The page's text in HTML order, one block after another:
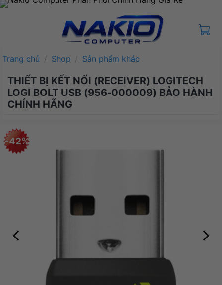
Bỏ
Trang chủ / Shop / Sản phẩm khác
THIẾT BỊ KẾT NỐI (RECEIVER) LOGITECH
LOGI BOLT USB (956-000009) BẢO HÀNH
CHÍNH HÃNG
-42%